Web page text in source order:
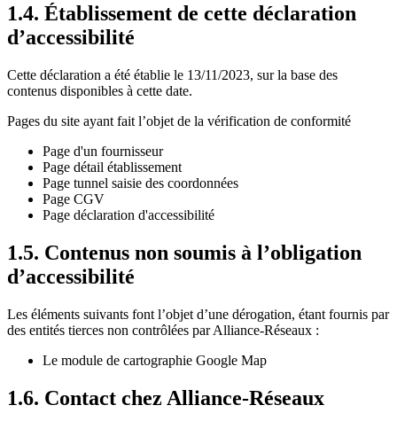
1.4. Établissement de cette déclaration
d’accessibilité
Cette déclaration a été établie le 13/11/2023, sur la base des
contenus disponibles à cette date.
Pages du site ayant fait l’objet de la vérification de conformité
Page d'un fournisseur
Page détail établissement
Page tunnel saisie des coordonnées
Page CGV
Page déclaration d'accessibilité
1.5. Contenus non soumis à l’obligation
d’accessibilité
Les éléments suivants font l’objet d’une dérogation, étant fournis par
des entités tierces non contrôlées par Alliance-Réseaux :
Le module de cartographie Google Map
1.6. Contact chez Alliance-Réseaux